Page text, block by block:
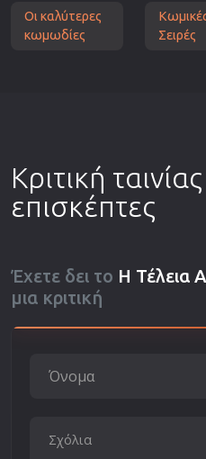
Οι καλύτερες
κωμωδίες
Σειρές
Κριτική
επισκέπτες
Έχετε δει το Η Τέλεια
μια κριτική